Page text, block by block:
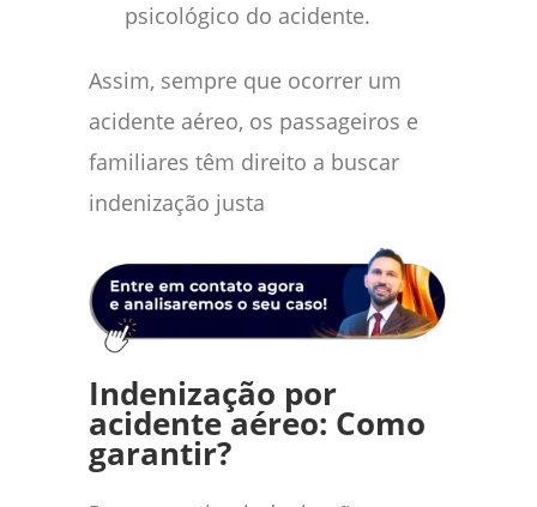
psicológico do acidente.
Assim, sempre que ocorrer um
acidente aéreo, os passageiros e
familiares têm direito a buscar
indenização justa
Indenização por
acidente aéreo: Como
garantir?